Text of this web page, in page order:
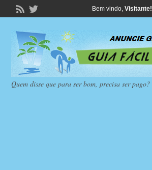
Bem vindo, Visitante!
Quem disse que para ser bom, precisa ser pago?